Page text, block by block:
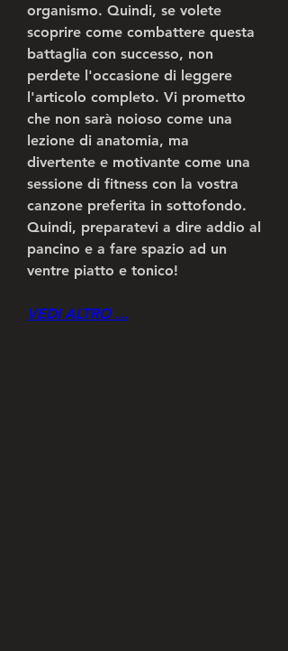
organismo. Quindi, se volete
scoprire come combattere questa
battaglia con successo, non
perdete l'occasione di leggere
l'articolo completo. Vi prometto
che non sarà noioso come una
lezione di anatomia, ma
divertente e motivante come una
sessione di fitness con la vostra
canzone preferita in sottofondo.
Quindi, preparatevi a dire addio al
pancino e a fare spazio ad un
ventre piatto e tonico!
VEDI ALTRO ...